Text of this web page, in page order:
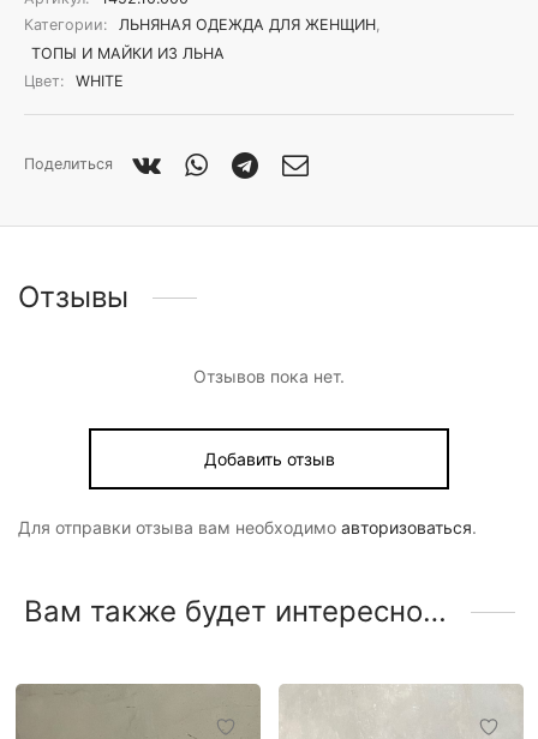
Категории:
ЛЬНЯНАЯ ОДЕЖДА ДЛЯ ЖЕНЩИН,
ТОПЫ И МАЙКИ ИЗ ЛЬНА
Цвет:
WHITE
Поделиться
Отзывы
Отзывов пока нет.
Добавить отзыв
Для отправки отзыва вам необходимо авторизоваться.
Вам также будет интересно…